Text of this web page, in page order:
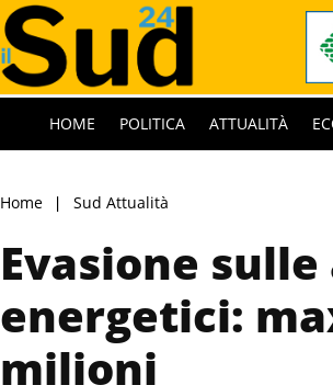
HOME POLITICA ATTUALITÀ
Home Sud Attualità
Evasione
energetici:
milioni